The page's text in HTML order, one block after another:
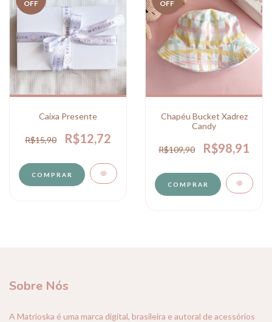
OFF
Caixa Presente
R$15,90 R$12,72
COMPRAR
OFF
Chapéu Bucket Xadrez
Candy
R$109,90 R$98,91
Sobre Nós
A Matrioska é uma marca digital, brasileira e autoral de acessórios